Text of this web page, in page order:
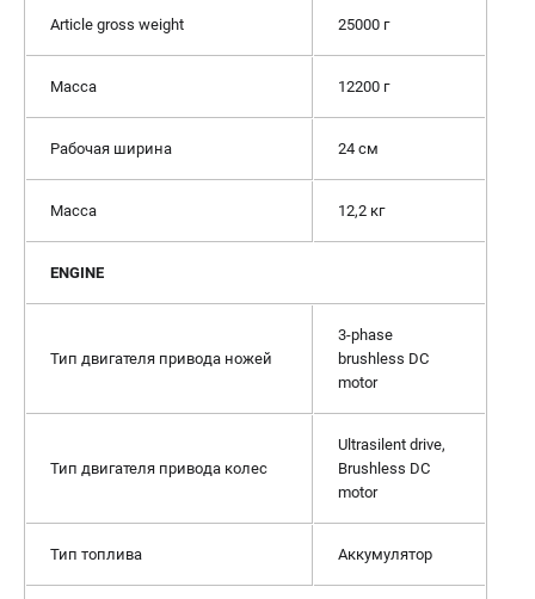
Article gross weight 25000 г
Масса 12200 г
Рабочая ширина 24 см
Масса 12,2 кг
ENGINE
Тип двигателя привода ножей
3-phase
brushless DC
motor
Тип двигателя привода колес
Ultrasilent drive,
Brushless DC
motor
Тип топлива Аккумулятор